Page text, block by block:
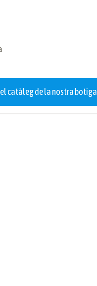
catàleg de la nostra botiga